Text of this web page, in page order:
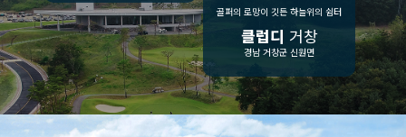
골퍼의 로망이 깃든 하늘위의 쉼터
클럽디 거창
경남 거창군 신원면